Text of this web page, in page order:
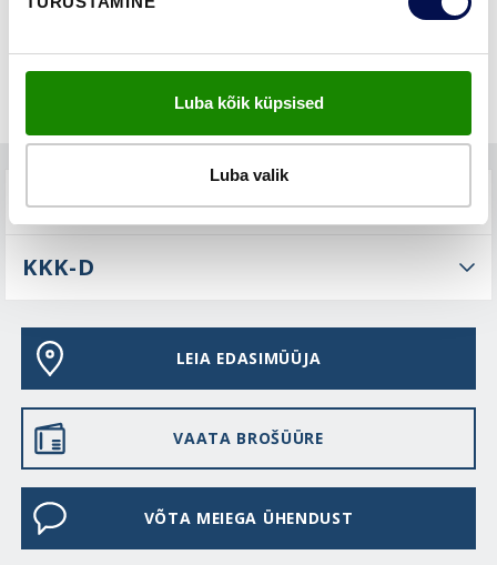
Luba kõik küpsised
Luba valik
TEHNILINE KIRJELDUS
KKK-D
LEIA EDASIMÜÜJA
VAATA BROŠÜÜRE
VÕTA MEIEGA ÜHENDUST